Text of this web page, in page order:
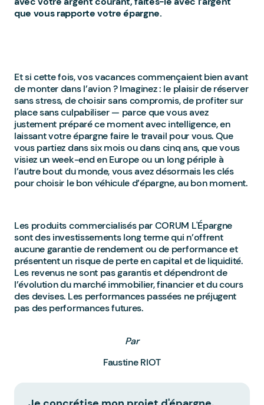
que vous rapporte votre épargne.
Et si cette fois, vos vacances commençaient bien avant
de monter dans l’avion ? Imaginez : le plaisir de réserver
sans stress, de choisir sans compromis, de profiter sur
place sans culpabiliser — parce que vous avez
justement préparé ce moment avec intelligence, en
laissant votre épargne faire le travail pour vous. Que
vous partiez dans six mois ou dans cinq ans, que vous
visiez un week-end en Europe ou un long périple à
l’autre bout du monde, vous avez désormais les clés
pour choisir le bon véhicule d’épargne, au bon moment.
Les produits commercialisés par CORUM L'Épargne
sont des investissements long terme qui n’offrent
aucune garantie de rendement ou de performance et
présentent un risque de perte en capital et de liquidité.
Les revenus ne sont pas garantis et dépendront de
l’évolution du marché immobilier, financier et du cours
des devises. Les performances passées ne préjugent
pas des performances futures.
Par
Faustine RIOT